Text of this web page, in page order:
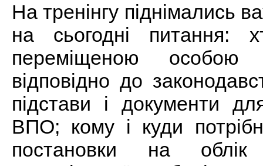
На тренінгу піднімались
на сьогодні питання:
переміщеною
відповідно до
підстави і документи
ВПО; кому і куди
постановки на